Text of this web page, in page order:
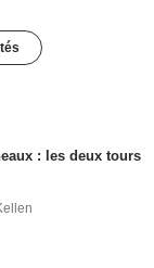
: les deux tours